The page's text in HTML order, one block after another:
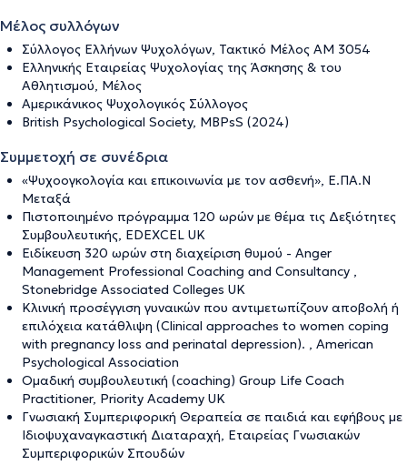
Μέλος συλλόγων
Σύλλογος Ελλήνων Ψυχολόγων, Τακτικό Μέλος ΑΜ 3054
Ελληνικής Εταιρείας Ψυχολογίας της Άσκησης & του
Αθλητισμού, Μέλος
Αμερικάνικος Ψυχολογικός Σύλλογος
British Psychological Society, MBPsS (2024)
Συμμετοχή σε συνέδρια
«Ψυχοογκολογία και επικοινωνία με τον ασθενή», Ε.ΠΑ.Ν
Μεταξά
Πιστοποιημένο πρόγραμμα 120 ωρών με θέμα τις Δεξιότητες
Συμβουλευτικής, EDEXCEL UK
Ειδίκευση 320 ωρών στη διαχείριση θυμού - Anger
Management Professional Coaching and Consultancy ,
Stonebridge Associated Colleges UK
Κλινική προσέγγιση γυναικών που αντιμετωπίζουν αποβολή ή
επιλόχεια κατάθλιψη (Clinical approaches to women coping
with pregnancy loss and perinatal depression). , American
Psychological Association
Ομαδική συμβουλευτική (coaching) Group Life Coach
Practitioner, Priority Academy UK
Γνωσιακή Συμπεριφορική Θεραπεία σε παιδιά και εφήβους με
Ιδιοψυχαναγκαστική Διαταραχή, Εταιρείας Γνωσιακών
Συμπεριφορικών Σπουδών